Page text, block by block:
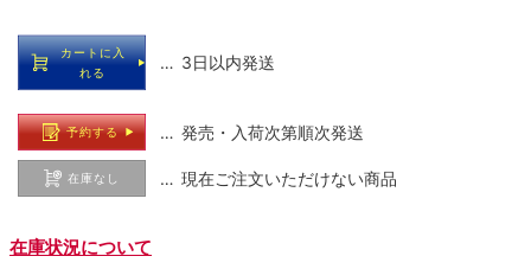
カートに入
れる
… 3日以内発送
予約する … 発売・入荷次第順次発送
在庫なし … 現在ご注文いただけない商品
在庫状況について